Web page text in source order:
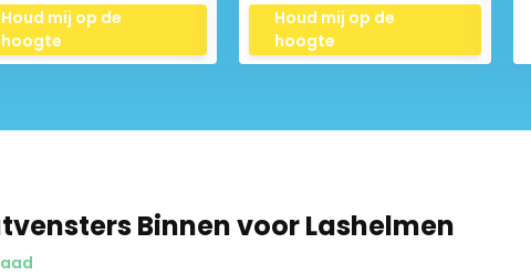
Houd mij op de
hoogte
Houd mij op de
hoogte
Binnen voor Lashelmen